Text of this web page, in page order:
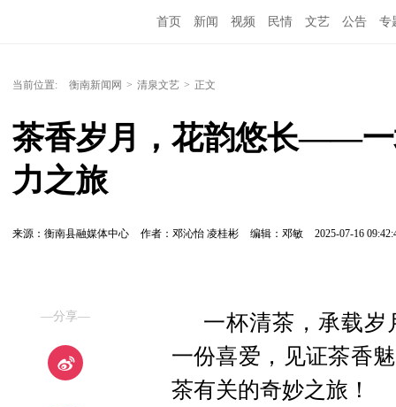
首页 新闻 视频 民情 文艺 公告 专
当前位置: 衡南新闻网 > 清泉文艺 > 正文
茶香岁月，花韵悠长——一
力之旅
来源：衡南县融媒体中心 作者：邓沁怡 凌桂彬 编辑：邓敏 2025-07-16
—分享—
一杯清茶，承载
一份喜爱，见证茶香
茶有关的奇妙之旅！